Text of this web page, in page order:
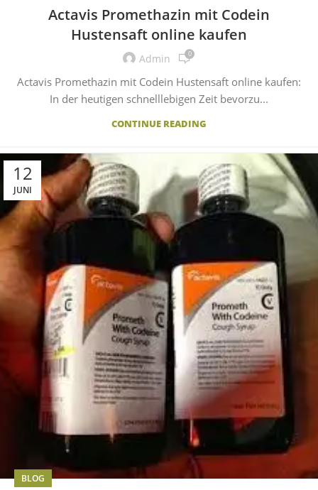
Actavis Promethazin mit Codein
Hustensaft online kaufen
Admin 0
Actavis Promethazin mit Codein Hustensaft online kaufen:
In der heutigen schnelllebigen Zeit bevorzu...
CONTINUE READING
12
JUNI
BLOG